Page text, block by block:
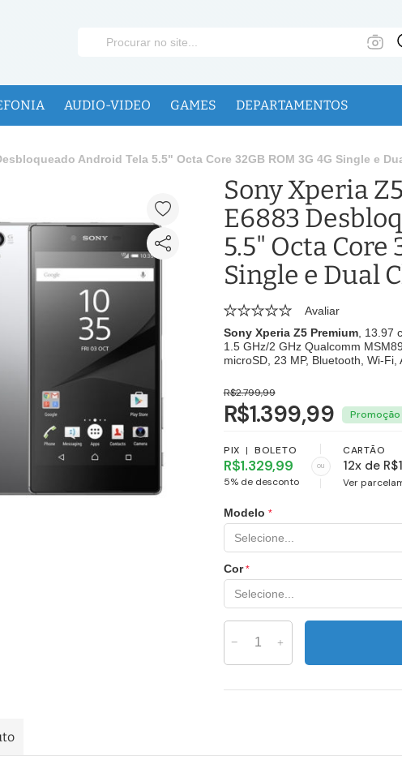
AUDIO-VIDEO GAMES DEPARTAMENTOS
Android Tela 5.5" Octa Core 32GB ROM 3G 4G Single e
Sony Xperia
E6883
5.5" Octa Core
Single e Dual
Avaliar
Sony Xperia Z5 Premium, 13.97
1.5 GHz/2 GHz Qualcomm
microSD, 23 MP, Bluetooth, Wi-Fi,
R$2.799,99
R$1.399,99
PIX | BOLETO
R$1.329,99
5% de desconto
ou
CARTÃO
12x de
Ver
Modelo
Cor